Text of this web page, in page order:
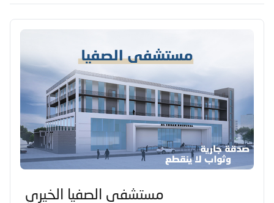
مستشفى الصفيا الخيري